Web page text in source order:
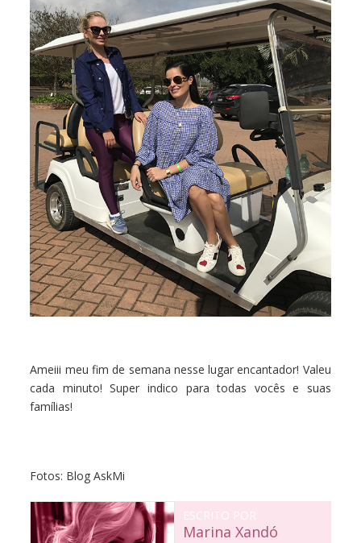
Ameiii meu fim de semana nesse lugar encantador! Valeu
cada minuto! Super indico para todas vocês e suas
famílias!
Fotos: Blog AskMi
ESCRITO POR
Marina Xandó